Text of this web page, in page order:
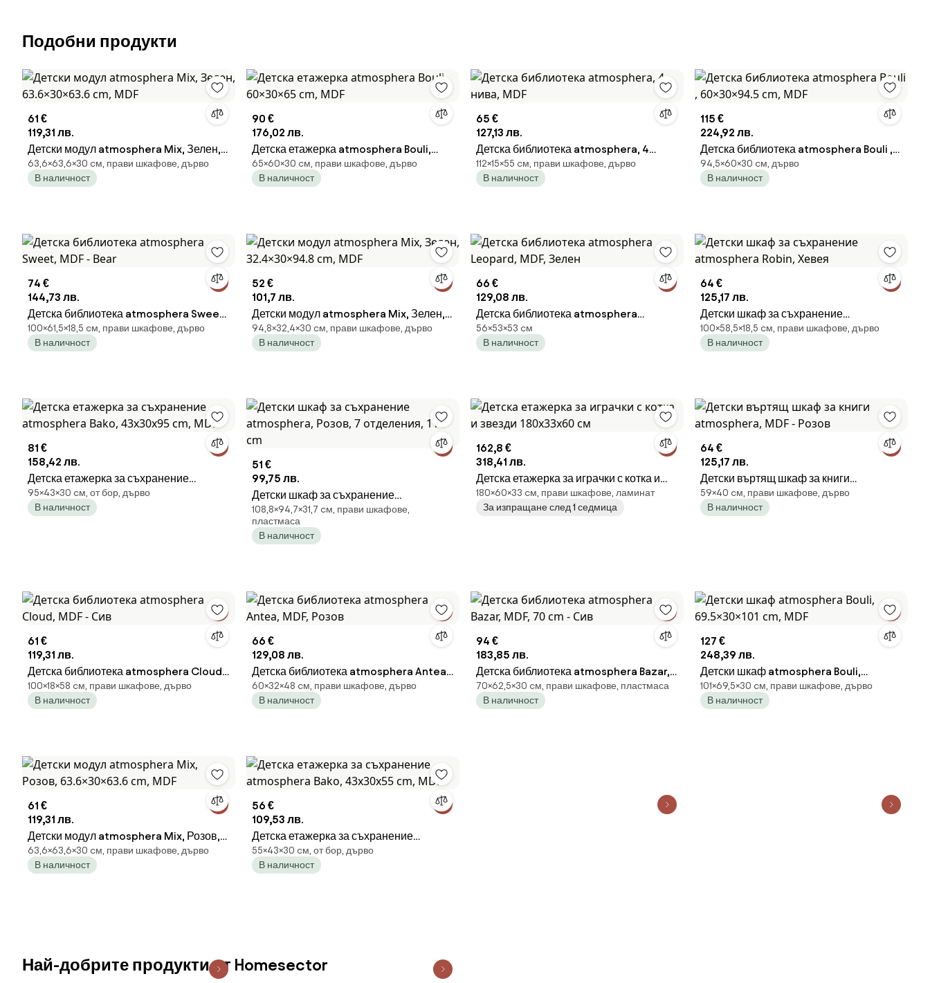
Подобни продукти
61 €
119,31 лв.
Детски модул atmosphera Mix, Зелен,
63.6×30×63.6 cm, MDF
63,6×63,6×30 cм, прави шкафове, дърво
В наличност
90 €
176,02 лв.
Детска етажерка atmosphera Bouli,
60×30×65 cm, MDF
65×60×30 cм, прави шкафове, дърво
В наличност
65 €
127,13 лв.
Детска библиотека atmosphera, 4
нива, MDF
112×15×55 cм, прави шкафове, дърво
В наличност
115 €
224,92 лв.
Детска библиотека atmosphera Bouli ,
60×30×94.5 cm, MDF
94,5×60×30 cм, дърво
В наличност
74 €
144,73 лв.
Детска библиотека atmosphera Sweet,
MDF - Bear
100×61,5×18,5 cм, прави шкафове, дърво
В наличност
52 €
101,7 лв.
Детски модул atmosphera Mix, Зелен,
32.4×30×94.8 cm, MDF
94,8×32,4×30 cм, прави шкафове, дърво
В наличност
66 €
129,08 лв.
Детска библиотека atmosphera
Leopard, MDF, Зелен
56×53×53 cм
В наличност
64 €
125,17 лв.
Детски шкаф за съхранение
atmosphera Robin, Хевея
100×58,5×18,5 cм, прави шкафове, дърво
В наличност
81 €
158,42 лв.
Детска етажерка за съхранение
atmosphera Bako, 43x30x95 cm, MDF
95×43×30 cм, от бор, дърво
В наличност
51 €
99,75 лв.
Детски шкаф за съхранение
atmosphera, Розов, 7 отделения, 110
cm
108,8×94,7×31,7 cм, прави шкафове,
пластмаса
В наличност
162,8 €
318,41 лв.
Детска етажерка за играчки с котка и
звезди 180х33х60 см
180×60×33 cм, прави шкафове, ламинат
За изпращане след 1 седмица
64 €
125,17 лв.
Детски въртящ шкаф за книги
atmosphera, MDF - Розов
59×40 cм, прави шкафове, дърво
В наличност
61 €
119,31 лв.
Детска библиотека atmosphera Cloud,
MDF - Сив
100×18×58 cм, прави шкафове, дърво
В наличност
66 €
129,08 лв.
Детска библиотека atmosphera Antea,
MDF, Розов
60×32×48 cм, прави шкафове, дърво
В наличност
94 €
183,85 лв.
Детска библиотека atmosphera Bazar,
MDF, 70 cm - Сив
70×62,5×30 cм, прави шкафове, пластмаса
В наличност
127 €
248,39 лв.
Детски шкаф atmosphera Bouli,
69.5×30×101 cm, MDF
101×69,5×30 cм, прави шкафове, дърво
В наличност
61 €
119,31 лв.
Детски модул atmosphera Mix, Розов,
63.6×30×63.6 cm, MDF
63,6×63,6×30 cм, прави шкафове, дърво
В наличност
56 €
109,53 лв.
Детска етажерка за съхранение
atmosphera Bako, 43x30x55 cm, MDF
55×43×30 cм, от бор, дърво
В наличност
Най-добрите продукти от Homesector